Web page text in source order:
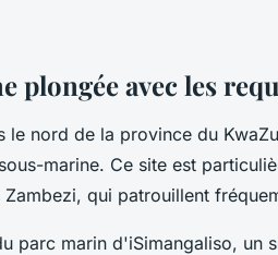
plongée avec les
le nord de la province du
marine. Ce site est
Zambezi, qui patrouillent
parc marin d'iSimangaliso, un